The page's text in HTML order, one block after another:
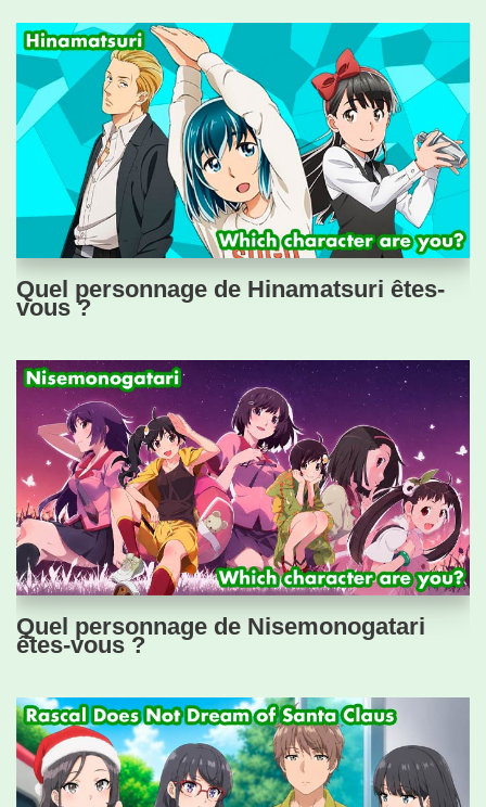
Quel personnage de Hinamatsuri êtes-
vous ?
Quel personnage de Nisemonogatari
êtes-vous ?